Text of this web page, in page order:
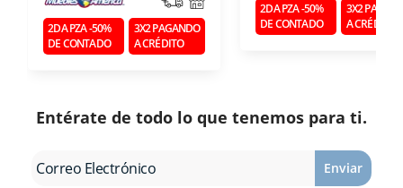
2DA PZA -50%
DE CONTADO
3X2 PAGANDO
A CRÉDITO
2DA PZA -50%
DE CONTADO
3X2
A CRÉDITO
Entérate de todo lo que tenemos para ti.
Enviar